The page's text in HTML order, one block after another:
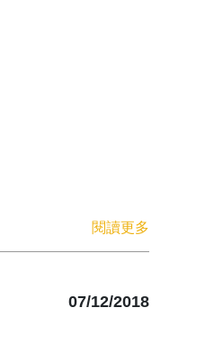
閱讀更多
07/12/2018